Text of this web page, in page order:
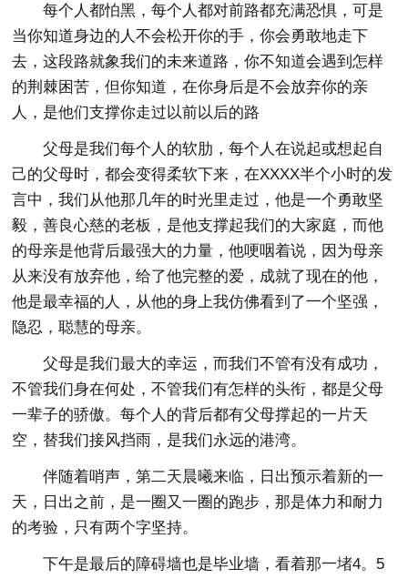
每个人都怕黑，每个人都对前路都充满恐惧，可是
当你知道身边的人不会松开你的手，你会勇敢地走下
去，这段路就象我们的未来道路，你不知道会遇到怎样
的荆棘困苦，但你知道，在你身后是不会放弃你的亲
人，是他们支撑你走过以前以后的路
父母是我们每个人的软肋，每个人在说起或想起自
己的父母时，都会变得柔软下来，在XXXX半个小时的发
言中，我们从他那几年的时光里走过，他是一个勇敢坚
毅，善良心慈的老板，是他支撑起我们的大家庭，而他
的母亲是他背后最强大的力量，他哽咽着说，因为母亲
从来没有放弃他，给了他完整的爱，成就了现在的他，
他是最幸福的人，从他的身上我仿佛看到了一个坚强，
隐忍，聪慧的母亲。
父母是我们最大的幸运，而我们不管有没有成功，
不管我们身在何处，不管我们有怎样的头衔，都是父母
一辈子的骄傲。每个人的背后都有父母撑起的一片天
空，替我们接风挡雨，是我们永远的港湾。
伴随着哨声，第二天晨曦来临，日出预示着新的一
天，日出之前，是一圈又一圈的跑步，那是体力和耐力
的考验，只有两个字坚持。
下午是最后的障碍墙也是毕业墙，看着那一堵4。5